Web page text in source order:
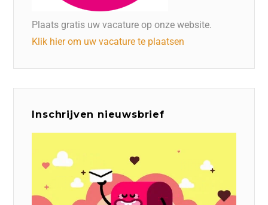
Plaats gratis uw vacature op onze website.
Klik hier om uw vacature te plaatsen
Inschrijven nieuwsbrief